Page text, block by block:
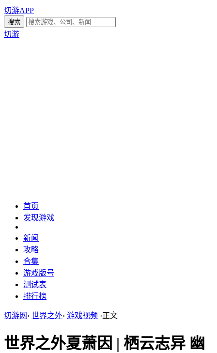
切游APP
切游
首页
发现游戏
新闻
攻略
合集
游戏版号
测试表
排行榜
切游网 › 世界之外› 游戏视频 ›正文
世界之外夏萧因 | 栖云志异 幽